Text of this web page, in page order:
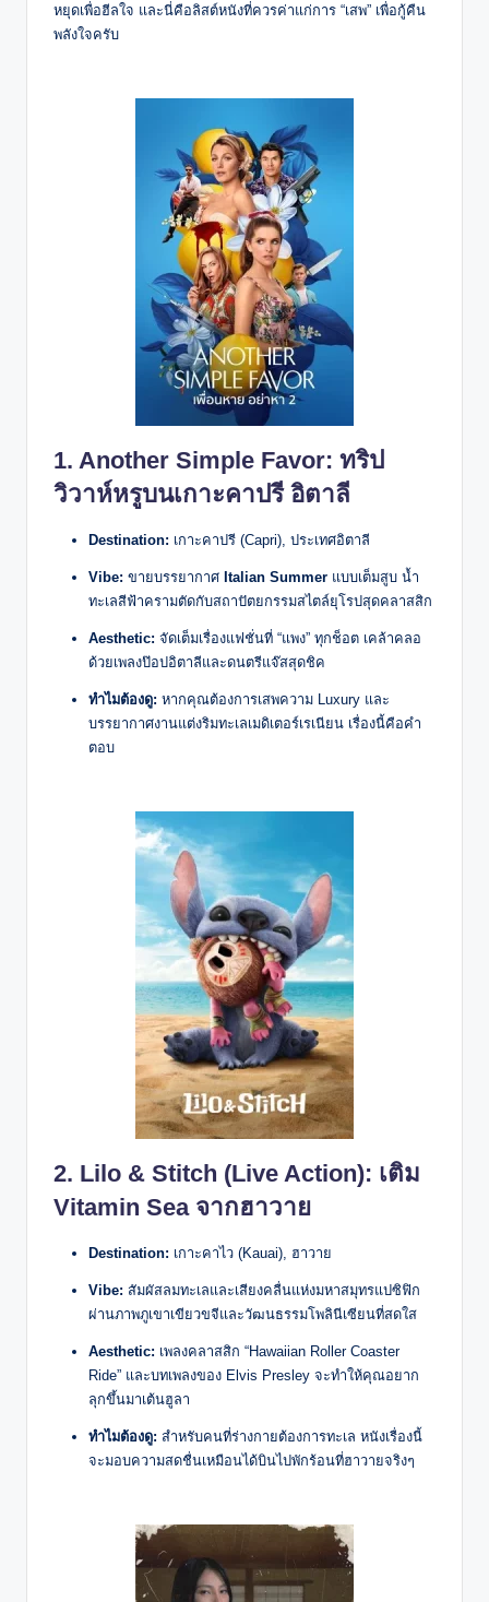
หยุดเพื่อฮีลใจ และนี่คือลิสต์หนังที่ควรค่าแก่การ “เสพ” เพื่อกู้คืน
พลังใจครับ
1. Another Simple Favor: ทริป
วิวาห์หรูบนเกาะคาปรี อิตาลี
Destination: เกาะคาปรี (Capri), ประเทศอิตาลี
Vibe: ขายบรรยากาศ Italian Summer แบบเต็มสูบ น้ำ
ทะเลสีฟ้าครามตัดกับสถาปัตยกรรมสไตล์ยุโรปสุดคลาสสิก
Aesthetic: จัดเต็มเรื่องแฟชั่นที่ “แพง” ทุกช็อต เคล้าคลอ
ด้วยเพลงป๊อปอิตาลีและดนตรีแจ๊สสุดชิค
ทำไมต้องดู: หากคุณต้องการเสพความ Luxury และ
บรรยากาศงานแต่งริมทะเลเมดิเตอร์เรเนียน เรื่องนี้คือคำ
ตอบ
2. Lilo & Stitch (Live Action): เติม
Vitamin Sea จากฮาวาย
Destination: เกาะคาไว (Kauai), ฮาวาย
Vibe: สัมผัสลมทะเลและเสียงคลื่นแห่งมหาสมุทรแปซิฟิก
ผ่านภาพภูเขาเขียวขจีและวัฒนธรรมโพลินีเซียนที่สดใส
Aesthetic: เพลงคลาสสิก “Hawaiian Roller Coaster
Ride” และบทเพลงของ Elvis Presley จะทำให้คุณอยาก
ลุกขึ้นมาเต้นฮูลา
ทำไมต้องดู: สำหรับคนที่ร่างกายต้องการทะเล หนังเรื่องนี้
จะมอบความสดชื่นเหมือนได้บินไปพักร้อนที่ฮาวายจริงๆ